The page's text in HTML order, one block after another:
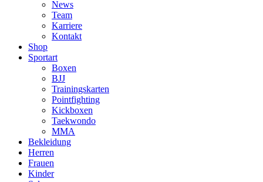
News
Team
Karriere
Kontakt
Shop
Sportart
Boxen
BJJ
Trainingskarten
Pointfighting
Kickboxen
Taekwondo
MMA
Bekleidung
Herren
Frauen
Kinder